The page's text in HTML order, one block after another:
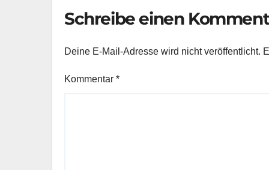
Schreibe einen
Deine E-Mail-Adresse wird nicht veröffentlicht.
Kommentar *